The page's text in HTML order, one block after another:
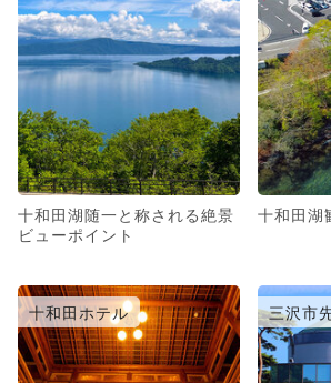
十和田湖随一と称される絶景
ビューポイント
十和田湖
十和田ホテル 三沢市